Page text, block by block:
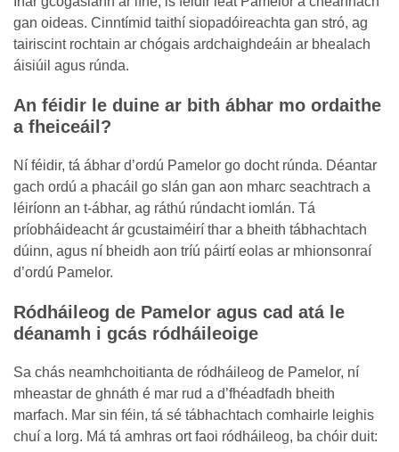
gan oideas. Cinntímid taithí siopadóireachta gan stró, ag
tairiscint rochtain ar chógais ardchaighdeáin ar bhealach
áisiúil agus rúnda.
An féidir le duine ar bith ábhar mo ordaithe
a fheiceáil?
Ní féidir, tá ábhar d’ordú Pamelor go docht rúnda. Déantar
gach ordú a phacáil go slán gan aon mharc seachtrach a
léiríonn an t-ábhar, ag ráthú rúndacht iomlán. Tá
príobháideacht ár gcustaiméirí thar a bheith tábhachtach
dúinn, agus ní bheidh aon tríú páirtí eolas ar mhionsonraí
d’ordú Pamelor.
Ródháileog de Pamelor agus cad atá le
déanamh i gcás ródháileoige
Sa chás neamhchoitianta de ródháileog de Pamelor, ní
mheastar de ghnáth é mar rud a d’fhéadfadh bheith
marfach. Mar sin féin, tá sé tábhachtach comhairle leighis
chuí a lorg. Má tá amhras ort faoi ródháileog, ba chóir duit: